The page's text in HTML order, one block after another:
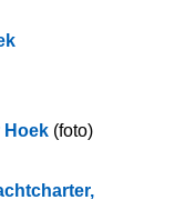
Hoek (foto)